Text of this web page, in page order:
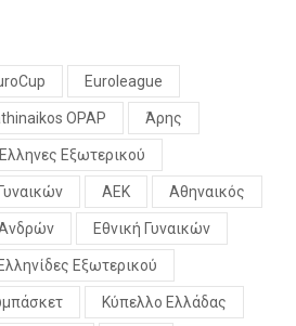
Euroleague
OPAP Άρης
Εξωτερικού
ΑΕΚ Αθηναικός
Ανδρών Εθνική Γυναικών
Ελληνίδες Εξωτερικού
Κύπελλο Ελλάδας